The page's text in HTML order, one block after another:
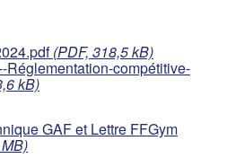
(PDF, 318,5 kB)
Réglementation-compétitive-
kB)
GAF et Lettre FFGym